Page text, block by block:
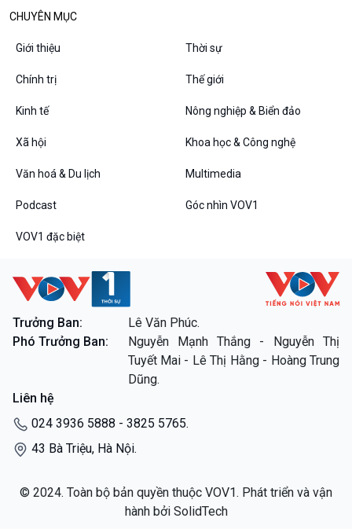
CHUYÊN MỤC
Giới thiệu Thời sự
Chính trị Thế giới
Kinh tế Nông nghiệp & Biển đảo
Xã hội Khoa học & Công nghệ
Văn hoá & Du lịch Multimedia
Podcast Góc nhìn VOV1
VOV1 đặc biệt
Trưởng Ban:
Lê Văn Phúc.
Phó Trưởng Ban:
Nguyễn Mạnh Thắng - Nguyễn Thị
Tuyết Mai - Lê Thị Hằng - Hoàng Trung
Dũng.
Liên hệ
024 3936 5888 - 3825 5765.
43 Bà Triệu, Hà Nội.
© 2024. Toàn bộ bản quyền thuộc VOV1. Phát triển và vận
hành bởi SolidTech